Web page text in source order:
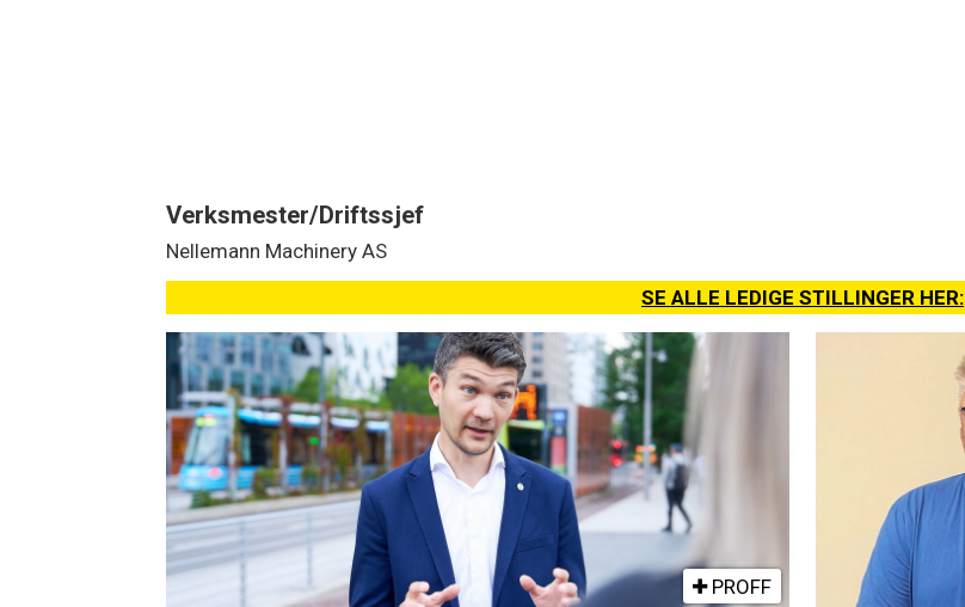
Verksmester/Driftssjef
Nellemann Machinery AS
SE ALLE LEDIGE STILLINGER HER:
PROFF